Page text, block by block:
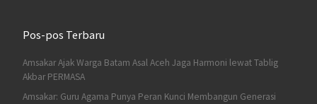
Pos-pos Terbaru
Amsakar Ajak Warga Batam Asal Aceh Jaga Harmoni lewat Tablig
Akbar PERMASA
Amsakar: Guru Agama Punya Peran Kunci Membangun Generasi